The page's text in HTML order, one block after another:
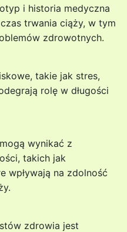
i historia medyczna
trwania ciąży, w tym
zdrowotnych.
takie jak stres,
rolę w długości
wynikać z
takich jak
wpływają na zdolność
zdrowia jest